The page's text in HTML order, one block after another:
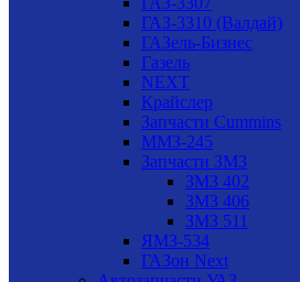
ГАЗ-3310 (Валдай)
ГАЗель-Бизнес
Газель
NEXT
Крайслер
Запчасти Cummins
ММЗ-245
Запчасти ЗМЗ
ЗМЗ 402
ЗМЗ 406
ЗМЗ 511
ЯМЗ-534
ГАЗон Next